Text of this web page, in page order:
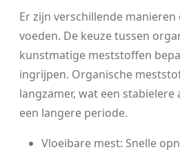
Er zijn verschillende
voeden. De keuze tussen
kunstmatige meststoffen
ingrijpen. Organische
langzamer, wat een
een langere periode.
Vloeibare mest: Snelle